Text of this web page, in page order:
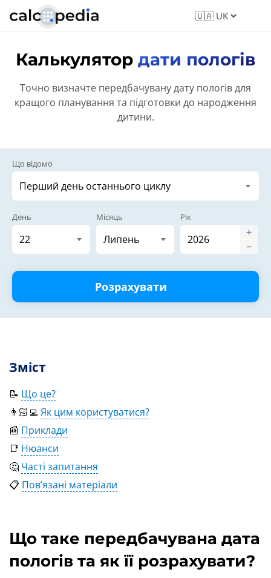
Калькулятор дати пологів
Точно визначте передбачувану дату пологів для
кращого планування та підготовки до народження
дитини.
Що відомо
День Місяць Рік
Розрахувати
Зміст
📝 Що це?
👨🏻‍💻 Як цим користуватися?
📰 Приклади
📑 Нюанси
🤔 Часті запитання
📋 Пов’язані матеріали
Що таке передбачувана дата
пологів та як її розрахувати?